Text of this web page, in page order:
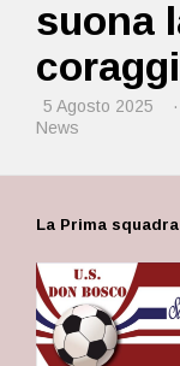
suona
5 Agosto 2025
News
La Prima